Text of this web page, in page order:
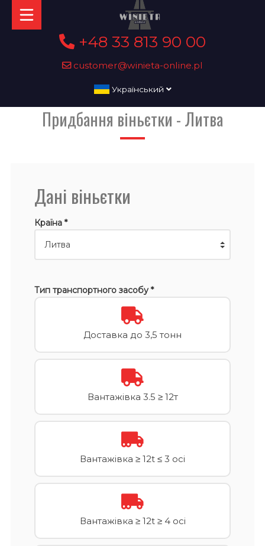
+48 33 813 90 00
customer@winieta-online.pl
Український
Придбання віньєтки - Литва
Дані віньєтки
Країна *
Тип транспортного засобу *
Доставка до 3,5 тонн
Вантажівка 3.5 ≥ 12т
Вантажівка ≥ 12t ≤ 3 осі
Вантажівка ≥ 12t ≥ 4 осі